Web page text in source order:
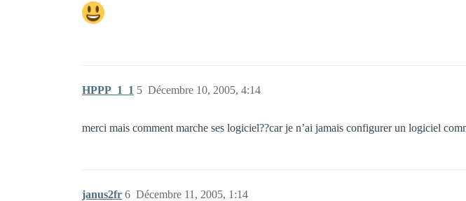
HPPP_1_1 Décembre 10, 2005, 4:14
5
merci mais comment marche ses logiciel??car je n’ai jamais configurer un logiciel
janus2fr Décembre 11, 2005, 1:14
6